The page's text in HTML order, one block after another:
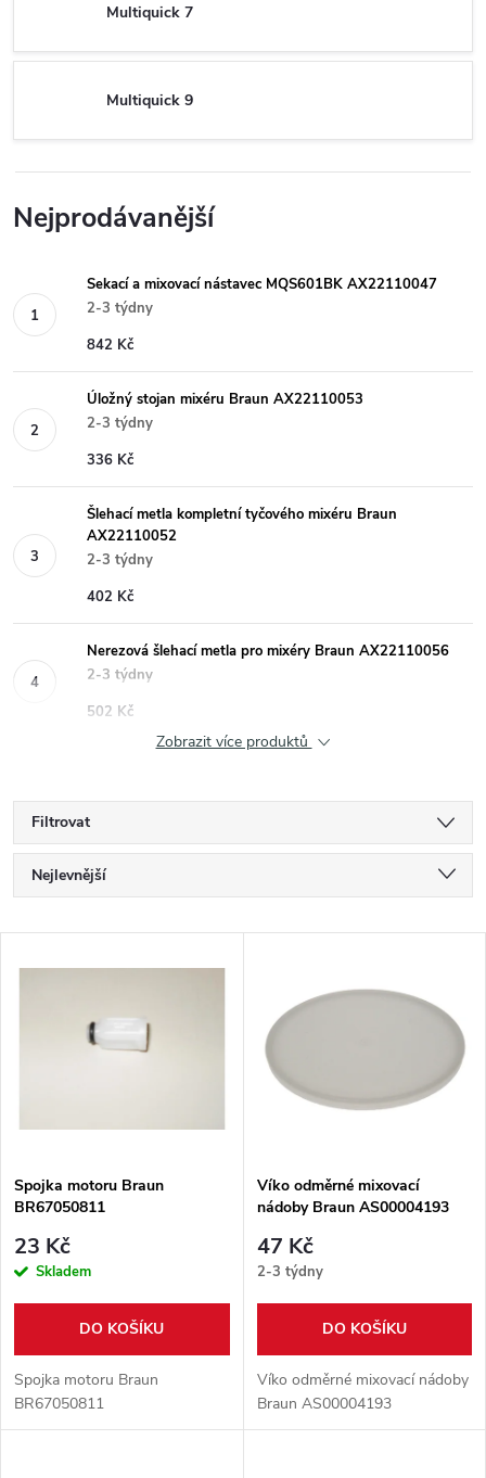
Multiquick 7
Multiquick 9
Nejprodávanější
Sekací a mixovací nástavec MQS601BK AX22110047
2-3 týdny
842 Kč
Úložný stojan mixéru Braun AX22110053
2-3 týdny
336 Kč
Šlehací metla kompletní tyčového mixéru Braun
AX22110052
2-3 týdny
402 Kč
Nerezová šlehací metla pro mixéry Braun AX22110056
2-3 týdny
502 Kč
Zobrazit více produktů
Filtrovat
Ř
a
z
í
p
r
o
d
u
Nejlevnější
V
i
s
p
r
d
u
Spojka motoru Braun
BR67050811
23 Kč
Skladem
DO KOŠÍKU
Spojka motoru Braun
BR67050811
Víko odměrné mixovací
nádoby Braun AS00004193
47 Kč
2-3 týdny
DO KOŠÍKU
Víko odměrné mixovací nádoby
Braun AS00004193